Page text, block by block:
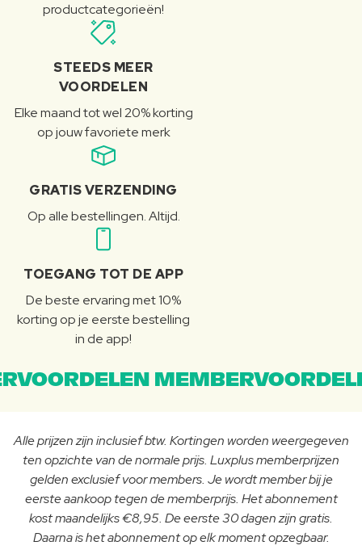
productcategorieën!
STEEDS MEER
VOORDELEN
Elke maand tot wel 20% korting
op jouw favoriete merk
GRATIS VERZENDING
Op alle bestellingen. Altijd.
TOEGANG TOT DE APP
De beste ervaring met 10%
korting op je eerste bestelling
in de app!
Alle prijzen zijn inclusief btw. Kortingen worden weergegeven
ten opzichte van de normale prijs. Luxplus memberprijzen
gelden exclusief voor members. Je wordt member bij je
eerste aankoop tegen de memberprijs. Het abonnement
kost maandelijks €8,95. De eerste 30 dagen zijn gratis.
Daarna is het abonnement op elk moment opzegbaar.